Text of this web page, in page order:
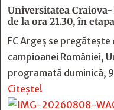
Universitatea Craiova-
de la ora 21.30, în
FC Argeș se
campioanei României,
programată duminică,
Citește!